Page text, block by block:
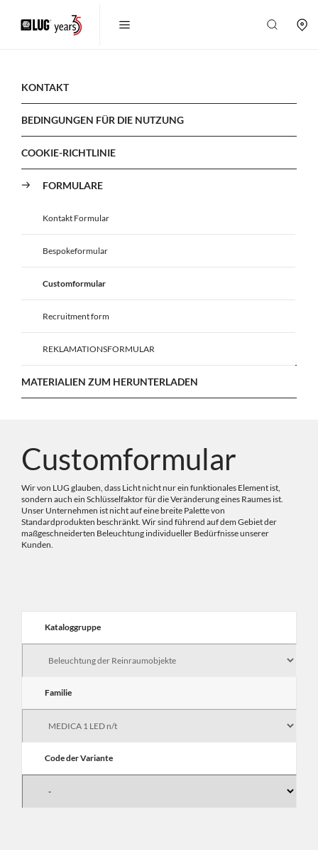
KONTAKT
BEDINGUNGEN FÜR DIE NUTZUNG
COOKIE-RICHTLINIE
FORMULARE
Kontakt Formular
Bespokeformular
Customformular
Recruitment form
REKLAMATIONSFORMULAR
MATERIALIEN ZUM HERUNTERLADEN
Customformular
Wir von LUG glauben, dass Licht nicht nur ein funktionales Element ist,
sondern auch ein Schlüsselfaktor für die Veränderung eines Raumes ist.
Unser Unternehmen ist nicht auf eine breite Palette von
Standardprodukten beschränkt. Wir sind führend auf dem Gebiet der
maßgeschneiderten Beleuchtung individueller Bedürfnisse unserer
Kunden.
Kataloggruppe
Familie
Code der Variante